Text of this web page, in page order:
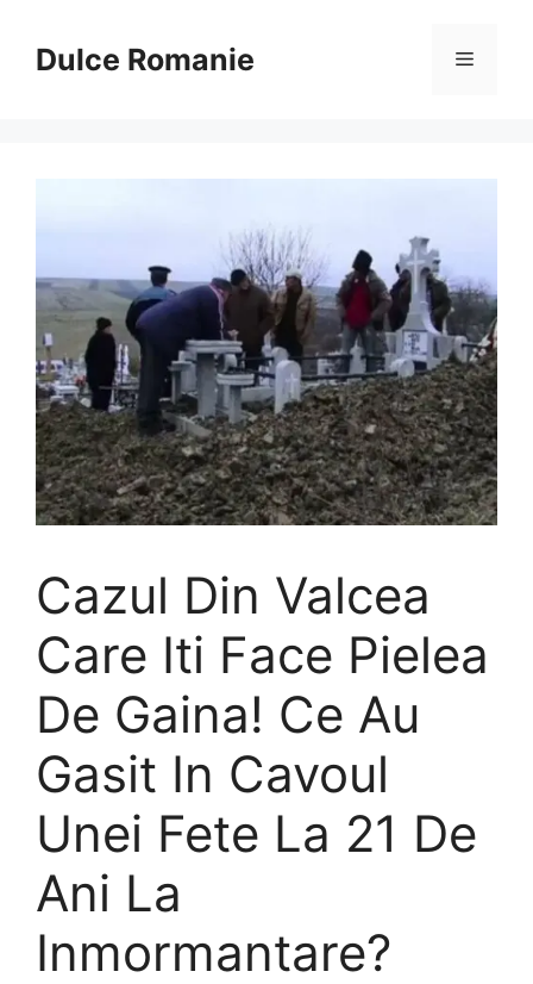
conținutDulce Romanie Meniu
Cazul Din Valcea
Care Iti Face Pielea
De Gaina! Ce Au
Gasit In Cavoul
Unei Fete La 21 De
Ani La
Inmormantare?